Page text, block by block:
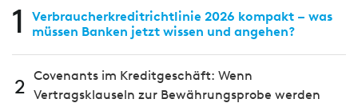
1
Verbraucherkreditrichtlinie 2026 kompakt – was
müssen Banken jetzt wissen und angehen?
2 Covenants im Kreditgeschäft: Wenn
Vertragsklauseln zur Bewährungsprobe werden